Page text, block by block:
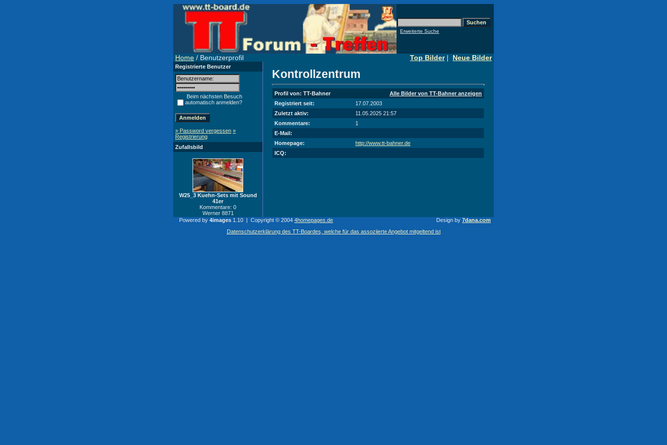
Erweiterte Suche
Home / Benutzerprofil Top Bilder| Neue Bilder
Registrierte Benutzer
Beim nächsten Besuch
automatisch anmelden?
» Password vergessen »
Registrierung
Zufallsbild
W25_3 Kuehn-Sets mit Sound
41er
Kommentare: 0
Werner 8871
Kontrollzentrum
Profil von: TT-Bahner
Alle Bilder von TT-Bahner anzeigen
Registriert seit:
17.07.2003
Zuletzt aktiv:
11.05.2025 21:57
Kommentare:
1
E-Mail:
Homepage:
http://www.tt-bahner.de
ICQ:
Powered by 4images 1.10 | Copyright © 2004 4homepages.de Design by 7dana.com
Datenschutzerklärung des TT-Boardes, welche für das assoziierte Angebot mitgeltend ist